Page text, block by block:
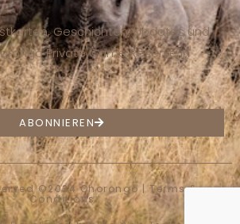
Geschichten, Updates und
Private Game Reserve in
ABONNIEREN
©2024 Ohorongo | Terms &
Conditions